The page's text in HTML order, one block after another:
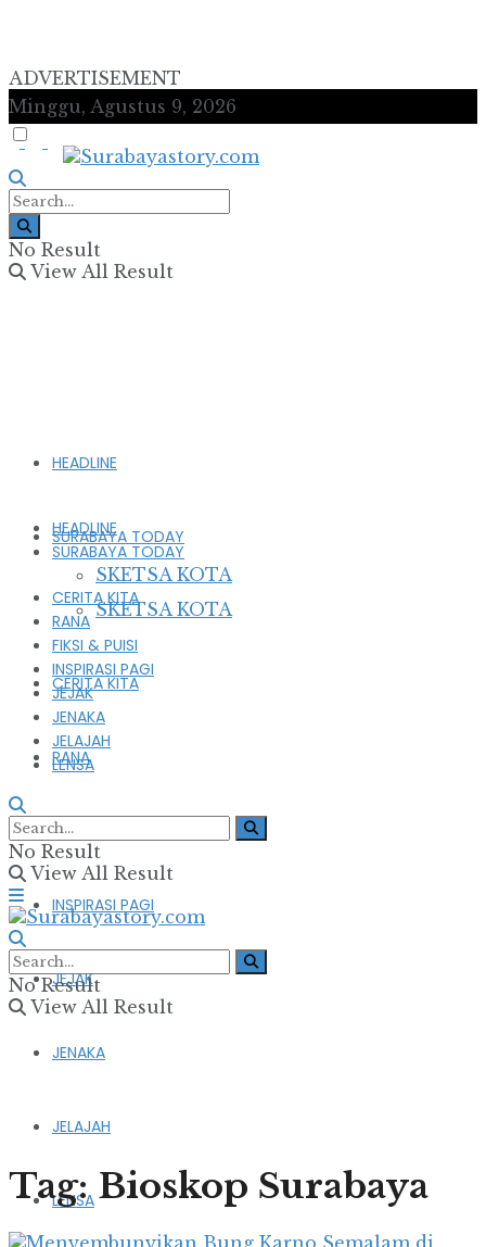
ADVERTISEMENT
Minggu, Agustus 9, 2026
No Result
View All Result
HEADLINE
SURABAYA TODAY
SKETSA KOTA
CERITA KITA
RANA
FIKSI & PUISI
INSPIRASI PAGI
JEJAK
JENAKA
JELAJAH
LENSA
HEADLINE
SURABAYA TODAY
SKETSA KOTA
CERITA KITA
RANA
FIKSI & PUISI
INSPIRASI PAGI
JEJAK
JENAKA
JELAJAH
LENSA
No Result
View All Result
No Result
View All Result
Tag:Bioskop Surabaya